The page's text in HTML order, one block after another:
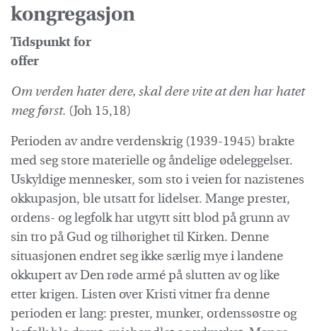
kongregasjon
Tidspunkt for
Om verden hater dere, skal dere vite at den har hatet
meg først. (Joh 15,18)
Perioden av andre verdenskrig (1939-1945) brakte
med seg store materielle og åndelige ødeleggelser.
Uskyldige mennesker, som sto i veien for nazistenes
okkupasjon, ble utsatt for lidelser. Mange prester,
ordens- og legfolk har utgytt sitt blod på grunn av
sin tro på Gud og tilhørighet til Kirken. Denne
situasjonen endret seg ikke særlig mye i landene
okkupert av Den røde armé på slutten av og like
etter krigen. Listen over Kristi vitner fra denne
perioden er lang: prester, munker, ordenssøstre og